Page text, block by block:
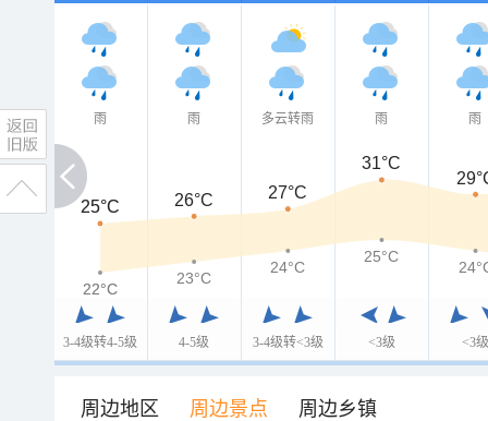
雨
3-4级转4-5级
雨
4-5级
多云转雨
3-4级转<3级
雨
<3级
雨
<3级
25°C
25°C 26°C 27°C
31°C
22°C
22°C
23°C
24°C
25°C
周边地区 周边景点 周边乡镇